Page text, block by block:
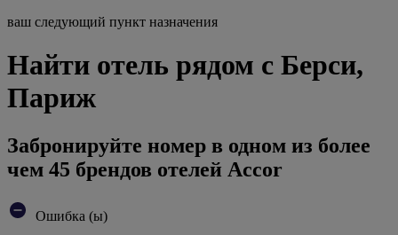
ваш следующий пункт назначения
Найти отель рядом с Берси,
Париж
Забронируйте номер в одном из более
чем 45 брендов отелей Accor
Ошибка (ы)